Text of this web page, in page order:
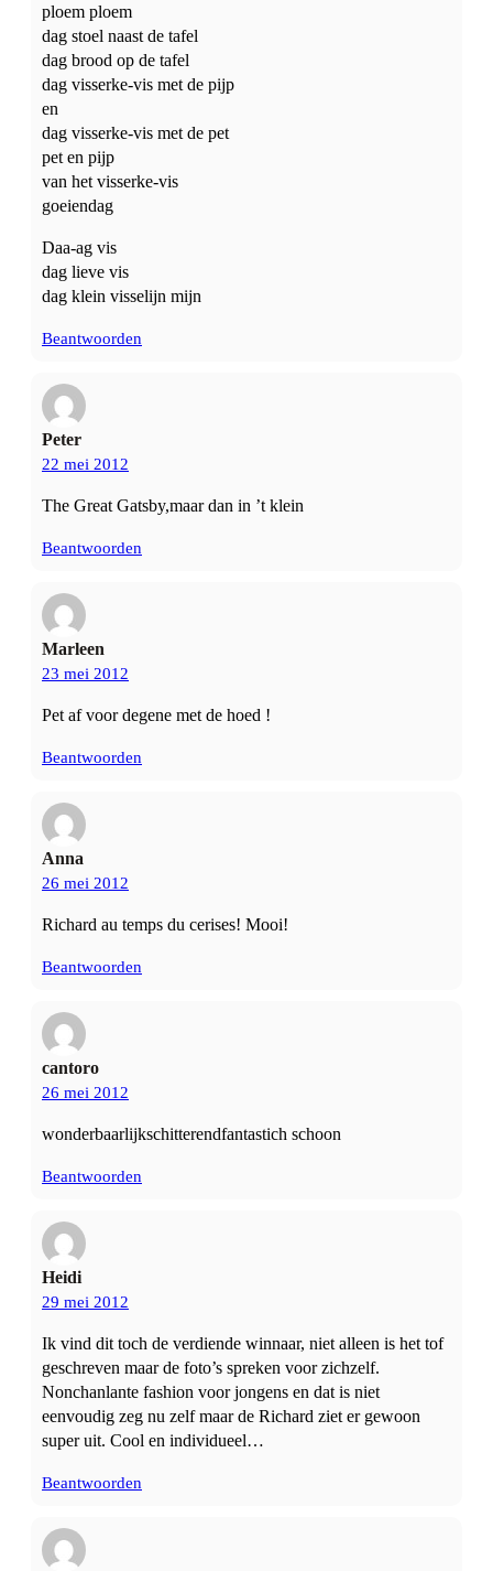
ploem ploem
dag stoel naast de tafel
dag brood op de tafel
dag visserke-vis met de pijp
en
dag visserke-vis met de pet
pet en pijp
van het visserke-vis
goeiendag
Daa-ag vis
dag lieve vis
dag klein visselijn mijn
Beantwoorden
Peter
22 mei 2012
The Great Gatsby,maar dan in ’t klein
Beantwoorden
Marleen
23 mei 2012
Pet af voor degene met de hoed !
Beantwoorden
Anna
26 mei 2012
Richard au temps du cerises! Mooi!
Beantwoorden
cantoro
26 mei 2012
wonderbaarlijkschitterendfantastich schoon
Beantwoorden
Heidi
29 mei 2012
Ik vind dit toch de verdiende winnaar, niet alleen is het tof
geschreven maar de foto’s spreken voor zichzelf.
Nonchanlante fashion voor jongens en dat is niet
eenvoudig zeg nu zelf maar de Richard ziet er gewoon
super uit. Cool en individueel…
Beantwoorden